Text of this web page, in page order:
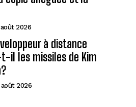
2026
à distance
il les missiles de Kim
2026